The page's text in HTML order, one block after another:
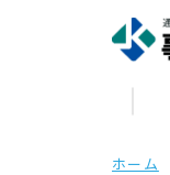
ホーム